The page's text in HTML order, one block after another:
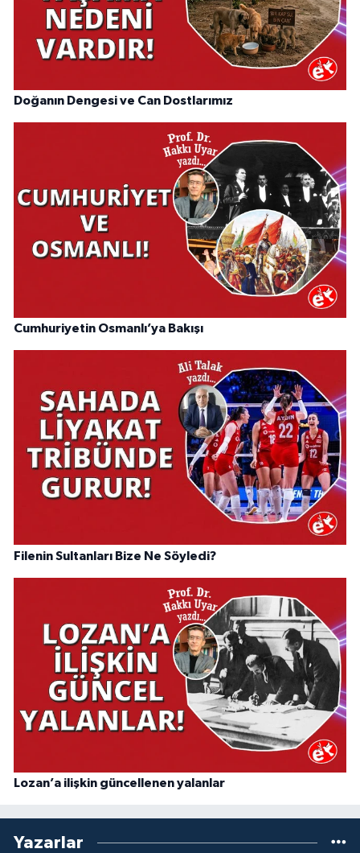
Doğanın Dengesi ve Can Dostlarımız
Cumhuriyetin Osmanlı’ya Bakışı
Filenin Sultanları Bize Ne Söyledi?
Lozan’a ilişkin güncellenen yalanlar
Yazarlar